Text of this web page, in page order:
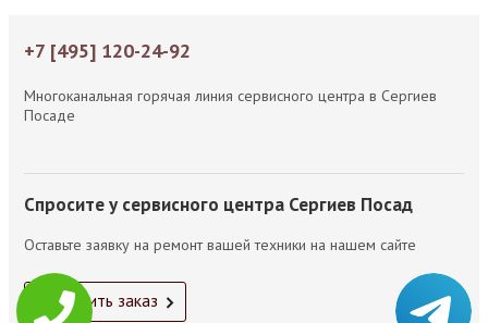
+7 [495] 120-24-92
Многоканальная горячая линия сервисного центра в Сергиев
Посаде
Спросите у сервисного центра Сергиев Посад
Оставьте заявку на ремонт вашей техники на нашем сайте
Оформить заказ